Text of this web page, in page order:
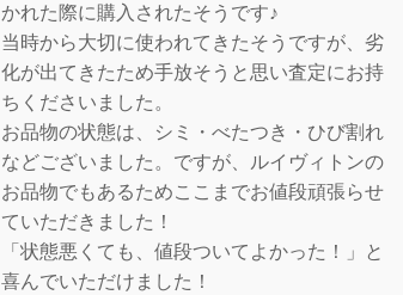
かれた際に購入されたそうです♪
当時から大切に使われてきたそうですが、劣
化が出てきたため手放そうと思い査定にお持
ちくださいました。
お品物の状態は、シミ・べたつき・ひび割れ
などございました。ですが、ルイヴィトンの
お品物でもあるためここまでお値段頑張らせ
ていただきました！
「状態悪くても、値段ついてよかった！」と
喜んでいただけました！